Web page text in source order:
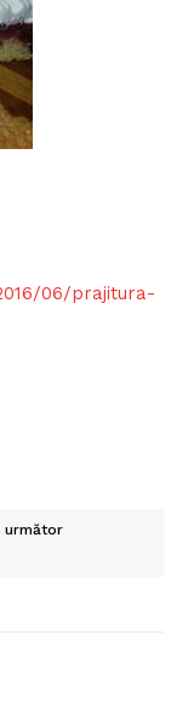
06/prajitura-
următor